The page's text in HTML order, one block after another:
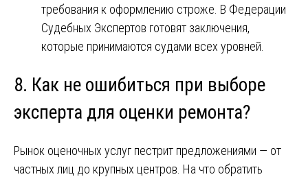
требования к оформлению строже. В Федерации
Судебных Экспертов готовят заключения,
которые принимаются судами всех уровней.
8. Как не ошибиться при выборе
эксперта для оценки ремонта?
Рынок оценочных услуг пестрит предложениями — от
частных лиц до крупных центров. На что обратить